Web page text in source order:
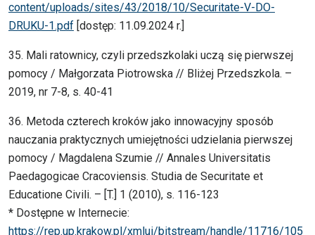
content/uploads/sites/43/2018/10/Securitate-V-DO-
DRUKU-1.pdf [dostęp: 11.09.2024 r.]
35. Mali ratownicy, czyli przedszkolaki uczą się pierwszej
pomocy / Małgorzata Piotrowska // Bliżej Przedszkola. –
2019, nr 7-8, s. 40-41
36. Metoda czterech kroków jako innowacyjny sposób
nauczania praktycznych umiejętności udzielania pierwszej
pomocy / Magdalena Szumie // Annales Universitatis
Paedagogicae Cracoviensis. Studia de Securitate et
Educatione Civili. – [T.] 1 (2010), s. 116-123
* Dostępne w Internecie:
https://rep.up.krakow.pl/xmlui/bitstream/handle/11716/105